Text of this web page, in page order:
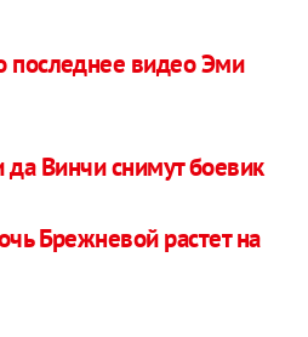
последнее видео Эми
Винчи снимут боевик
Брежневой растет на